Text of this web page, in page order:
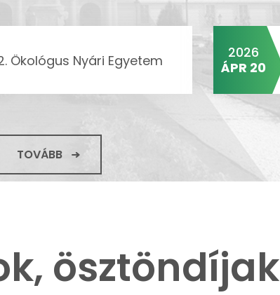
Ökológus Nyári Egyetem
2026
ÁPR 20
TOVÁBB
ösztöndíjak